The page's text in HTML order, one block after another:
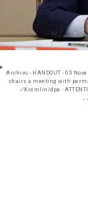
Archivo - HANDOUT - 05
chairs a meeting with
-/Kremlin/dpa -
-